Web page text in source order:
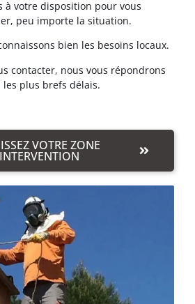
à votre disposition pour vous
peu importe la situation.
bien les besoins locaux.
contacter, nous vous répondrons
les plus brefs délais.
VOTRE ZONE